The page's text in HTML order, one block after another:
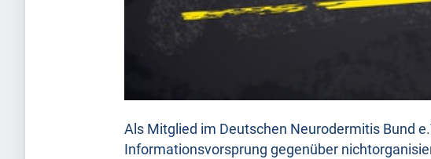
Als Mitglied im Deutschen Neurodermitis Bund
Informationsvorsprung gegenüber